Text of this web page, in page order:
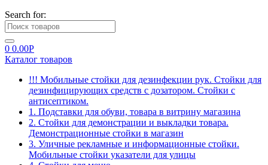
Search for:
0 0.00Р
Каталог товаров
!!! Мобильные стойки для дезинфекции рук. Стойки для
дезинфицирующих средств с дозатором. Стойки с
антисептиком.
1. Подставки для обуви, товара в витрину магазина
2. Стойки для демонстрации и выкладки товара.
Демонстрационные стойки в магазин
3. Уличные рекламные и информационные стойки.
Мобильные стойки указатели для улицы